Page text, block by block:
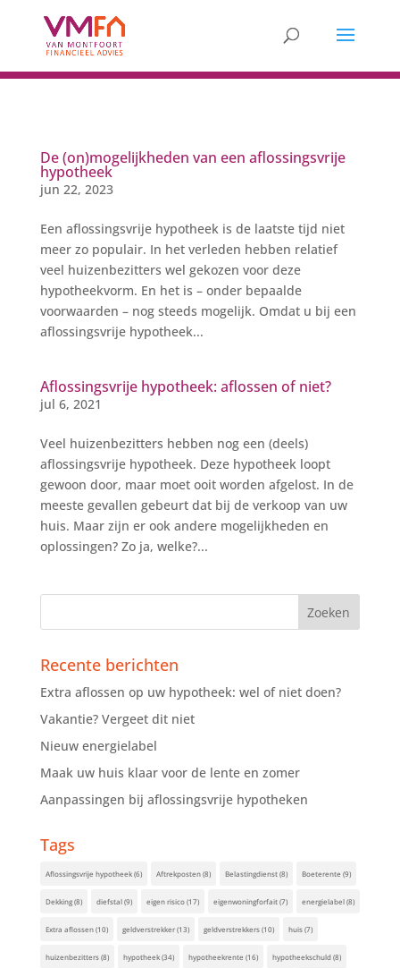
De (on)mogelijkheden van een aflossingsvrije
hypotheek
jun 22, 2023
Een aflossingsvrije hypotheek is de laatste tijd niet
meer zo populair. In het verleden hebben relatief
veel huizenbezitters wel gekozen voor deze
hypotheekvorm. En het is – onder bepaalde
voorwaarden – nog steeds mogelijk. Omdat u bij een
aflossingsvrije hypotheek...
Aflossingsvrije hypotheek: aflossen of niet?
jul 6, 2021
Veel huizenbezitters hebben nog een (deels)
aflossingsvrije hypotheek. Deze hypotheek loopt
gewoon door, maar moet ooit worden afgelost. In de
meeste gevallen gebeurt dat bij de verkoop van uw
huis. Maar zijn er ook andere mogelijkheden en
oplossingen? Zo ja, welke?...
Recente berichten
Extra aflossen op uw hypotheek: wel of niet doen?
Vakantie? Vergeet dit niet
Nieuw energielabel
Maak uw huis klaar voor de lente en zomer
Aanpassingen bij aflossingsvrije hypotheken
Tags
Aflossingsvrije hypotheek(6) Aftrekposten(8) Belastingdienst(8) Boeterente (9)
Dekking(8) diefstal(9) eigen risico(17) eigenwoningforfait(7) energielabel(8)
Extra aflossen(10) geldverstrekker(13) geldverstrekkers(10) huis(7)
huizenbezitters(8) hypotheek(34) hypotheekrente (16) hypotheekschuld(8)